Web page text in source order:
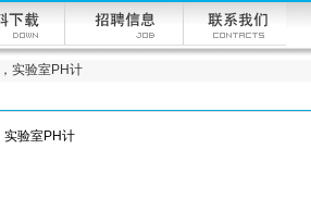
实验室PH计
实验室PH计